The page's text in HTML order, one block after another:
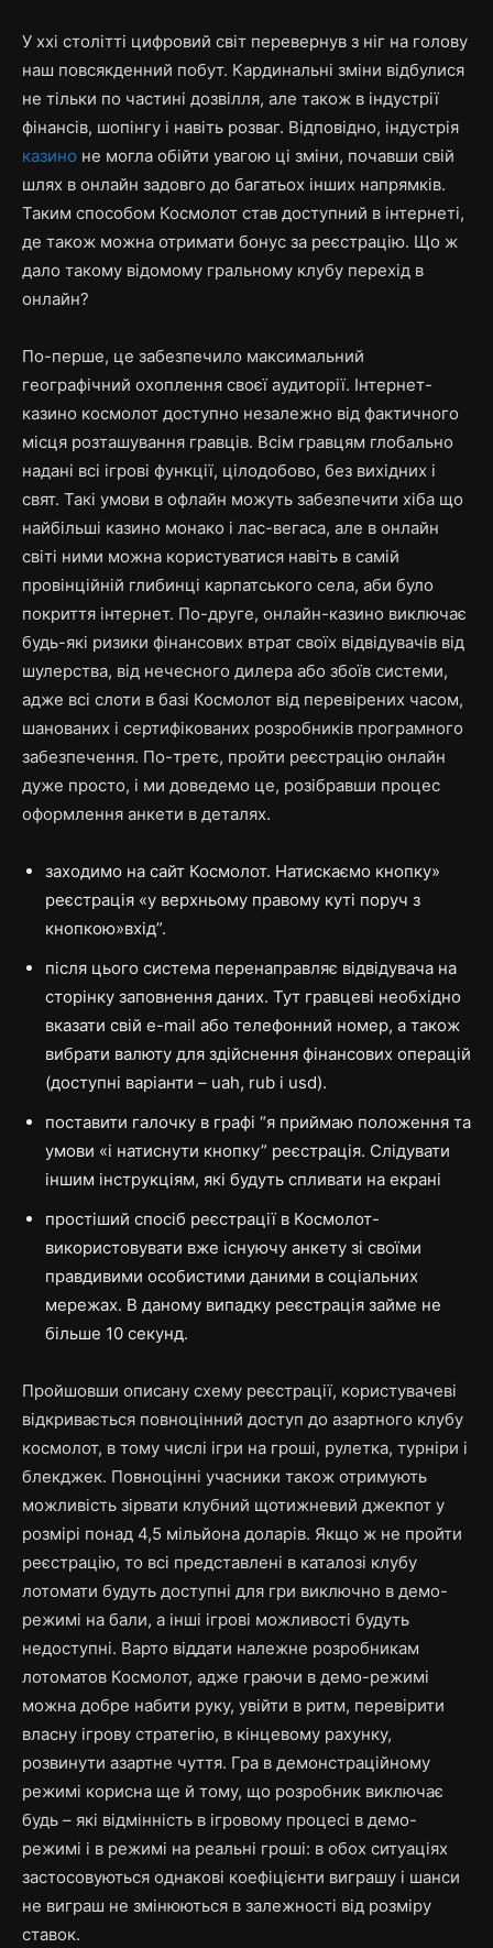
У xxi столітті цифровий світ перевернув з ніг на голову
наш повсякденний побут. Кардинальні зміни відбулися
не тільки по частині дозвілля, але також в індустрії
фінансів, шопінгу і навіть розваг. Відповідно, індустрія
казино не могла обійти увагою ці зміни, почавши свій
шлях в онлайн задовго до багатьох інших напрямків.
Таким способом Космолот став доступний в інтернеті,
де також можна отримати бонус за реєстрацію. Що ж
дало такому відомому гральному клубу перехід в
онлайн?
По-перше, це забезпечило максимальний
географічний охоплення своєї аудиторії. Інтернет-
казино космолот доступно незалежно від фактичного
місця розташування гравців. Всім гравцям глобально
надані всі ігрові функції, цілодобово, без вихідних і
свят. Такі умови в офлайн можуть забезпечити хіба що
найбільші казино монако і лас-вегаса, але в онлайн
світі ними можна користуватися навіть в самій
провінційній глибинці карпатського села, аби було
покриття інтернет. По-друге, онлайн-казино виключає
будь-які ризики фінансових втрат своїх відвідувачів від
шулерства, від нечесного дилера або збоїв системи,
адже всі слоти в базі Космолот від перевірених часом,
шанованих і сертифікованих розробників програмного
забезпечення. По-третє, пройти реєстрацію онлайн
дуже просто, і ми доведемо це, розібравши процес
оформлення анкети в деталях.
заходимо на сайт Космолот. Натискаємо кнопку»
реєстрація «у верхньому правому куті поруч з
кнопкою»вхід”.
після цього система перенаправляє відвідувача на
сторінку заповнення даних. Тут гравцеві необхідно
вказати свій e-mail або телефонний номер, а також
вибрати валюту для здійснення фінансових операцій
(доступні варіанти – uah, rub і usd).
поставити галочку в графі “я приймаю положення та
умови «і натиснути кнопку” реєстрація. Слідувати
іншим інструкціям, які будуть спливати на екрані
простіший спосіб реєстрації в Космолот-
використовувати вже існуючу анкету зі своїми
правдивими особистими даними в соціальних
мережах. В даному випадку реєстрація займе не
більше 10 секунд.
Пройшовши описану схему реєстрації, користувачеві
відкривається повноцінний доступ до азартного клубу
космолот, в тому числі ігри на гроші, рулетка, турніри і
блекджек. Повноцінні учасники також отримують
можливість зірвати клубний щотижневий джекпот у
розмірі понад 4,5 мільйона доларів. Якщо ж не пройти
реєстрацію, то всі представлені в каталозі клубу
лотомати будуть доступні для гри виключно в демо-
режимі на бали, а інші ігрові можливості будуть
недоступні. Варто віддати належне розробникам
лотоматов Космолот, адже граючи в демо-режимі
можна добре набити руку, увійти в ритм, перевірити
власну ігрову стратегію, в кінцевому рахунку,
розвинути азартне чуття. Гра в демонстраційному
режимі корисна ще й тому, що розробник виключає
будь – які відмінність в ігровому процесі в демо-
режимі і в режимі на реальні гроші: в обох ситуаціях
застосовуються однакові коефіцієнти виграшу і шанси
не виграш не змінюються в залежності від розміру
ставок.